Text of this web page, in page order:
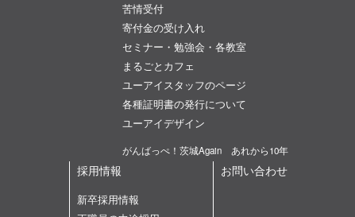
苦情受付
寄付金の受け入れ
セミナー・勉強会・各教室
まるごとカフェ
ユーアイスタッフのページ
各種証明書の発行について
ユーアイデザイン
がんばっぺ！茨城Again あれから10年
採用情報
新卒採用情報
お問い合わせ